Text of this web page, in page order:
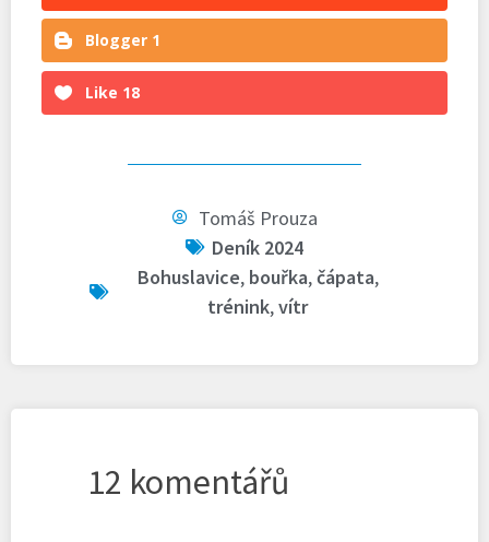
Blogger 1
Like 18
Tomáš Prouza
Deník 2024
Bohuslavice, bouřka,čápata,
trénink,vítr
12 komentářů